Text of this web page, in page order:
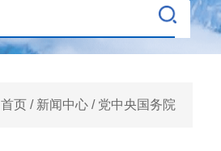
首页 / 新闻中心 / 党中央国务院